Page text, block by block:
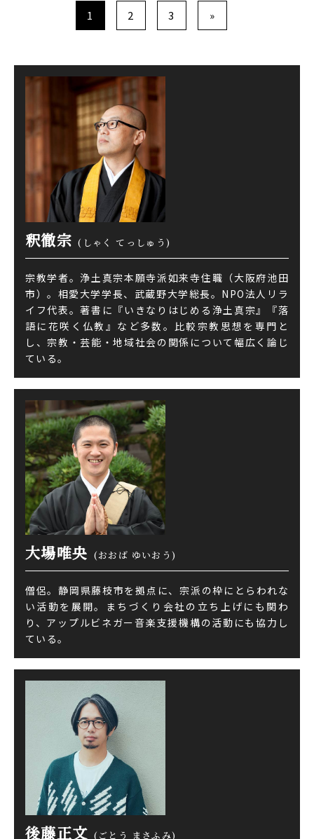
1 2 3 »
釈徹宗 (しゃく てっしゅう)
宗教学者。浄土真宗本願寺派如来寺住職（大阪府池田
市）。相愛大学学長、武蔵野大学総長。NPO法人リラ
イフ代表。著書に『いきなりはじめる浄土真宗』『落
語に花咲く仏教』など多数。比較宗教思想を専門と
し、宗教・芸能・地域社会の関係について幅広く論じ
ている。
大場唯央 (おおば ゆいおう)
僧侶。静岡県藤枝市を拠点に、宗派の枠にとらわれな
い活動を展開。まちづくり会社の立ち上げにも関わ
り、アップルビネガー音楽支援機構の活動にも協力し
ている。
後藤正文 (ごとう まさふみ)